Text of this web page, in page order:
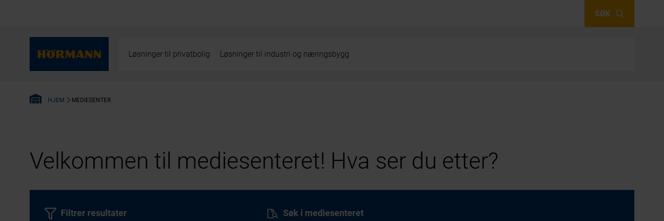
SØK
Løsninger til privatbolig Løsninger til industri og næringsbygg
HJEM MEDIESENTER
Velkommen til mediesenteret! Hva ser du etter?
Søk i mediesenteret
Filtrer resultater